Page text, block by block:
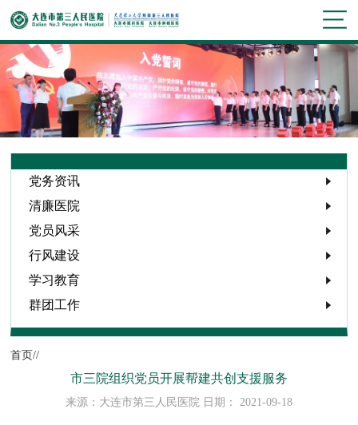
党务资讯
清廉医院
党员风采
行风建设
学习教育
群团工作
首页//
市三院组织党员开展帮建共创支援服务
来源：大连市第三人民医院 日期： 2021-09-18